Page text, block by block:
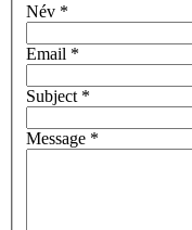
Név *
Email *
Subject *
Message *